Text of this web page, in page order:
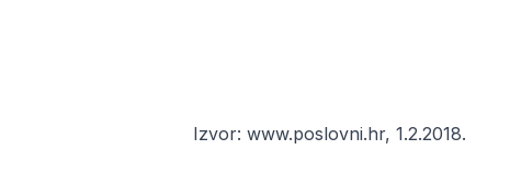
Izvor: www.poslovni.hr, 1.2.2018.